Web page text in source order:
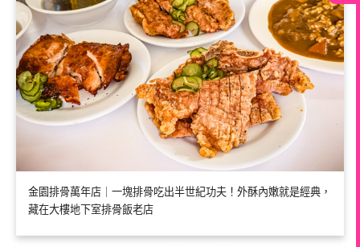
金園排骨萬年店｜一塊排骨吃出半世紀功夫！外酥內嫩就是經典，
藏在大樓地下室排骨飯老店